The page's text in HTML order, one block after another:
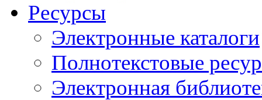
Ресурсы
Электронные каталоги
Полнотекстовые
Электронная